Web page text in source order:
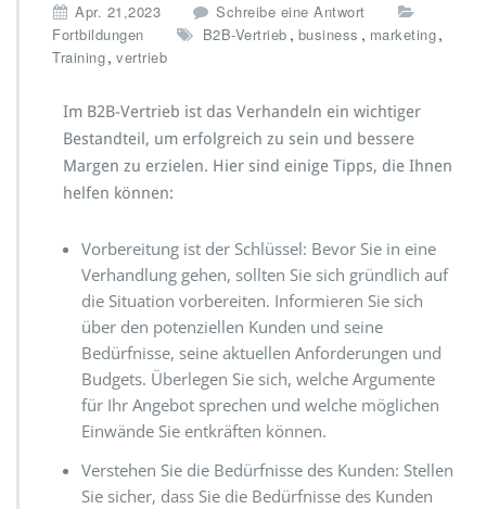
Apr. 21,2023
Schreibe eine Antwort
Fortbildungen
B2B-Vertrieb , business , marketing,
Training, vertrieb
Im B2B-Vertrieb ist das Verhandeln ein wichtiger
Bestandteil, um erfolgreich zu sein und bessere
Margen zu erzielen. Hier sind einige Tipps, die Ihnen
helfen können:
Vorbereitung ist der Schlüssel: Bevor Sie in eine
Verhandlung gehen, sollten Sie sich gründlich auf
die Situation vorbereiten. Informieren Sie sich
über den potenziellen Kunden und seine
Bedürfnisse, seine aktuellen Anforderungen und
Budgets. Überlegen Sie sich, welche Argumente
für Ihr Angebot sprechen und welche möglichen
Einwände Sie entkräften können.
Verstehen Sie die Bedürfnisse des Kunden: Stellen
Sie sicher, dass Sie die Bedürfnisse des Kunden